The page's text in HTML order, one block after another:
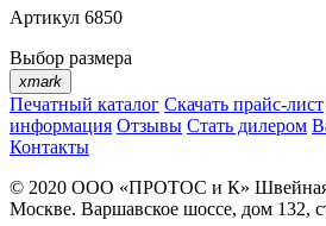
Артикул 6850
Выбор размера
xmark
Печатный каталог Скачать прайс-лист
информация Отзывы Стать дилером
Контакты
© 2020 ООО «ПРОТОС и К»
Москве. Варшавское шоссе, дом 132,